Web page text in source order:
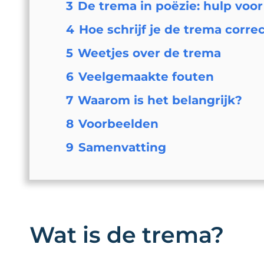
3 De trema in poëzie: hulp
4 Hoe schrijf je de trema
5 Weetjes over de trema
6 Veelgemaakte fouten
7 Waarom is het belangrijk?
8 Voorbeelden
9 Samenvatting
Wat is de trema?